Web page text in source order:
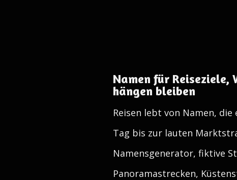
Namen für
hängen bleiben
Reisen lebt von Namen,
Tag bis zur lauten
Namensgenerator, fiktive
Panoramastrecken,